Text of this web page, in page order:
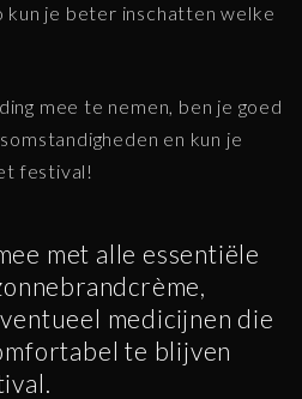
kun je beter inschatten welke
mee te nemen, ben je goed
en kun je
festival!
met alle essentiële
medicijnen die
te blijven